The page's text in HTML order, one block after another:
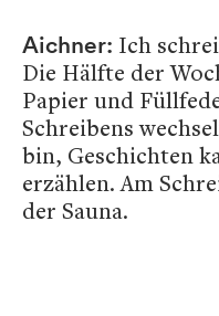
Aichner: Ich
Die Hälfte der
Papier und
Schreibens
bin, Geschichten
erzählen. Am
der Sauna.